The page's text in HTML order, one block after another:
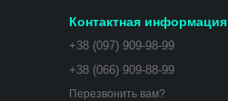
Контактная информация
+38 (097) 909-98-99
+38 (066) 909-88-99
Перезвонить вам?